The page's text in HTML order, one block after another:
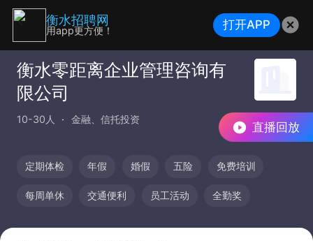
直播回放
衡水零距离企业管理咨询有
限公司
10-30人 金融、信托投资
定期体检 年假 婚假 五险 免费培训
每周单休 交通便利 员工活动 全勤奖
衡水招聘网
用app更方便！ 打开APP